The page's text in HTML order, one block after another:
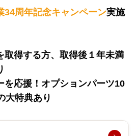
34周年記念キャンペーン実施
取得する方、取得後１年未満
を応援！オプションパーツ10
大特典あり